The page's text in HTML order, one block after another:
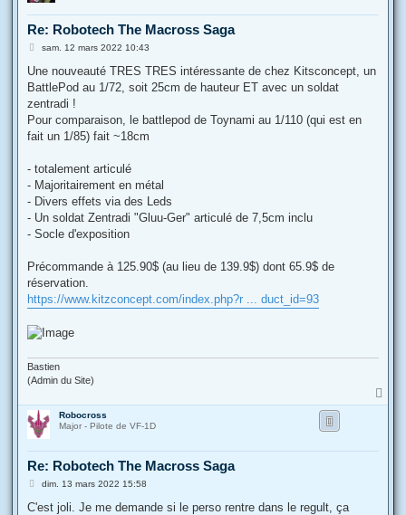
Re: Robotech The Macross Saga
M
s
a
g
sam. 12 mars 2022 10:43
Une nouveauté TRES TRES intéressante de chez Kitsconcept, un
BattlePod au 1/72, soit 25cm de hauteur ET avec un soldat
zentradi !
Pour comparaison, le battlepod de Toynami au 1/110 (qui est en
fait un 1/85) fait ~18cm
- totalement articulé
- Majoritairement en métal
- Divers effets via des Leds
- Un soldat Zentradi "Gluu-Ger" articulé de 7,5cm inclu
- Socle d'exposition
Précommande à 125.90$ (au lieu de 139.9$) dont 65.9$ de
réservation.
https://www.kitzconcept.com/index.php?r ... duct_id=93
Bastien
(Admin du Site)
a
Robocross
Major - Pilote de VF-1D
Re: Robotech The Macross Saga
M
s
dim. 13 mars 2022 15:58
C'est joli. Je me demande si le perso rentre dans le regult, ça